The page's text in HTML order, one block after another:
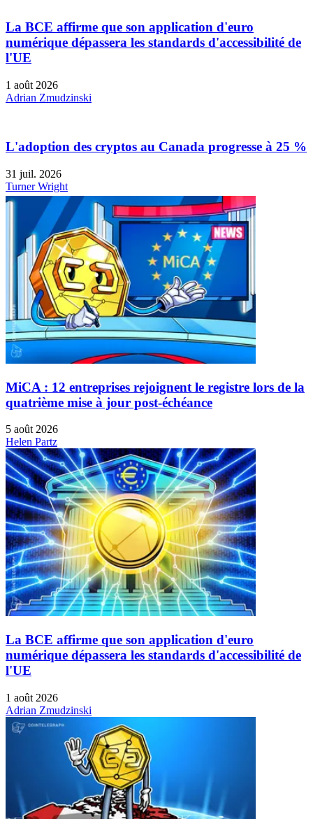
La BCE affirme que son application d'euro
numérique dépassera les standards d'accessibilité de
l'UE
1 août 2026
Adrian Zmudzinski
L'adoption des cryptos au Canada progresse à 25 %
31 juil. 2026
Turner Wright
MiCA : 12 entreprises rejoignent le registre lors de la
quatrième mise à jour post-échéance
5 août 2026
Helen Partz
La BCE affirme que son application d'euro
numérique dépassera les standards d'accessibilité de
l'UE
1 août 2026
Adrian Zmudzinski